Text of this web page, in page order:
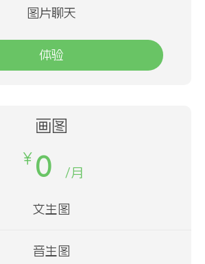
图片聊天
体验
画图
￥ 0 /月
文生图
音生图